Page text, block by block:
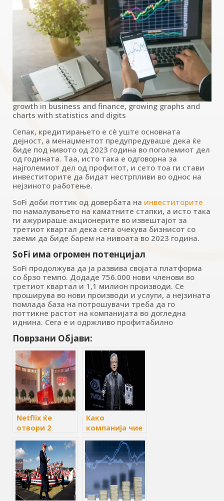
growth in business and finance, growing graphs and
charts with statistics and digits
Сепак, кредитирањето е сè уште основната
дејност, а менаџментот предупредуваше дека ќе
биде под нивото од 2023 година во поголемиот дел
од годината. Таа, исто така е одговорна за
најголемиот дел од профитот, и сето тоа ги стави
инвеститорите да бидат нестрпливи во однос на
нејзиното работење.
SoFi доби поттик од довербата на инвеститорите
по намалувањето на каматните стапки, а исто така
ги ажурираше акционерите во извештајот за
третиот квартал дека сега очекува бизнисот со
заеми да биде барем на нивоата во 2023 година.
SoFi има огромен потенцијал
SoFi продолжува да ја развива својата платформа
со брзо темпо. Додаде 756.000 нови членови во
третиот квартал и 1,1 милион производи. Се
проширува во нови производи и услуги, а нејзината
помлада база на потрошувачи треба да го
поттикне растот на компанијата во догледна
иднина. Сега е и одржливо профитабилно
Поврзани Објави:
Netflix ќе
отвори 2
локации со
тематски
продавници за
неговите
емисии
Како
компанија чие
не можете да
го изговорите
сега вреди
повеќе од
Apple